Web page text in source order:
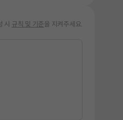
시 규칙 및 기준을 지켜주세요.